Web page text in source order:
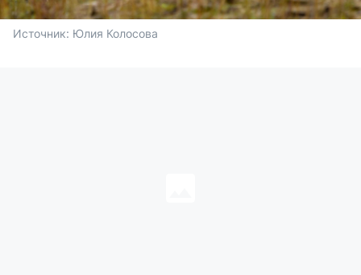
Источник: Юлия Колосова